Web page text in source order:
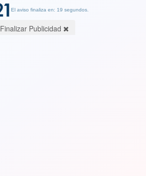
El aviso finaliza en: 19 segundos.
Finalizar Publicidad